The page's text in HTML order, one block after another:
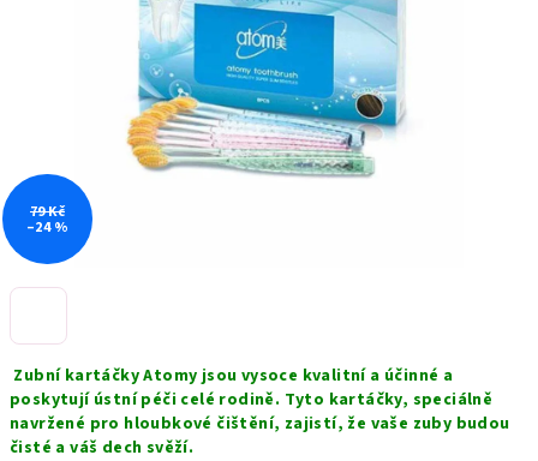
Zubní kartáčky Atomy jsou vysoce kvalitní a účinné a
poskytují ústní péči celé rodině. Tyto kartáčky, speciálně
navržené pro hloubkové čištění, zajistí, že vaše zuby budou
čisté a váš dech svěží.
hvězdiček.
79 Kč
–24 %